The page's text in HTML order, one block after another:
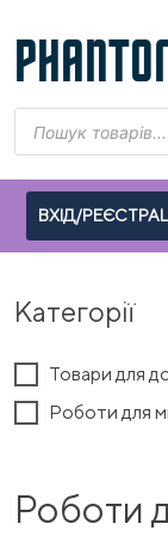
to
content
Пошук
товарів
ВХІД/
Категорії
Товари для
Роботи для
Роботи